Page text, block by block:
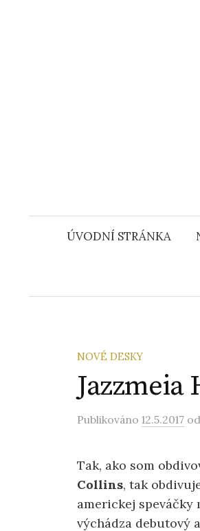
ÚVODNÍ STRÁNKA
NOVÉ DESKY
Jazzmeia
Publikováno 12.5.2017
Tak, ako som
Collins, tak
americkej speváčky
výchádza debutový